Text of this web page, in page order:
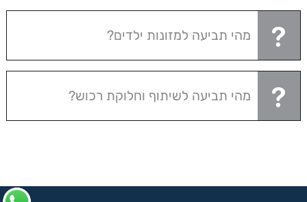
מהי תביעה למזונות ילדים?
מהי תביעה לשיתוף וחלוקת רכוש?